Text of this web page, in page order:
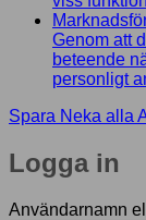
Genom att
beteende
personligt
Spara Neka alla
Logga in
Användarnamn